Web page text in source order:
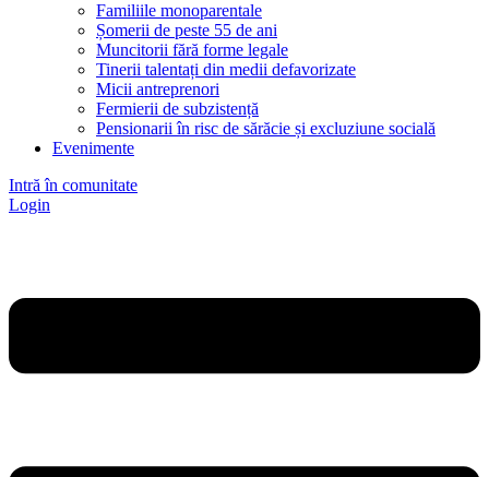
Familiile monoparentale
Șomerii de peste 55 de ani
Muncitorii fără forme legale
Tinerii talentați din medii defavorizate
Micii antreprenori
Fermierii de subzistență
Pensionarii în risc de sărăcie și excluziune socială
Evenimente
Intră în comunitate
Login